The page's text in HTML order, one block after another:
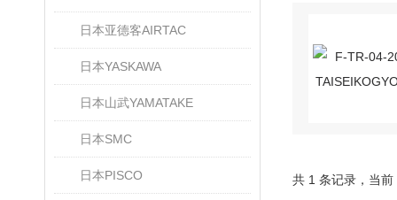
日本亚德客AIRTAC
日本YASKAWA
日本山武YAMATAKE
日本SMC
日本PISCO 共 1 条记录，当